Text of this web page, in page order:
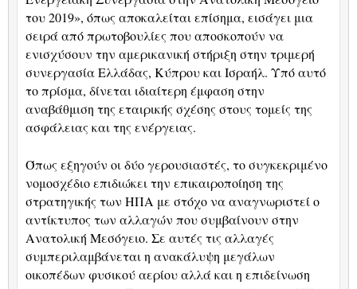
του 2019», όπως αποκαλείται επίσημα, εισάγει μια
σειρά από πρωτοβουλίες που αποσκοπούν να
ενισχύσουν την αμερικανική στήριξη στην τριμερή
συνεργασία Ελλάδας, Κύπρου και Ισραήλ. Υπό αυτό
το πρίσμα, δίνεται ιδιαίτερη έμφαση στην
αναβάθμιση της εταιρικής σχέσης στους τομείς της
ασφάλειας και της ενέργειας.
Όπως εξηγούν οι δύο γερουσιαστές, το συγκεκριμένο
νομοσχέδιο επιδιώκει την επικαιροποίηση της
στρατηγικής των ΗΠΑ με στόχο να αναγνωριστεί ο
αντίκτυπος των αλλαγών που συμβαίνουν στην
Ανατολική Μεσόγειο. Σε αυτές τις αλλαγές
συμπεριλαμβάνεται η ανακάλυψη μεγάλων
οικοπέδων φυσικού αερίου αλλά και η επιδείνωση